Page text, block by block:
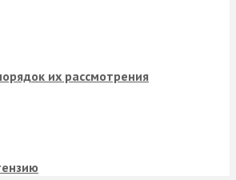
их рассмотрения